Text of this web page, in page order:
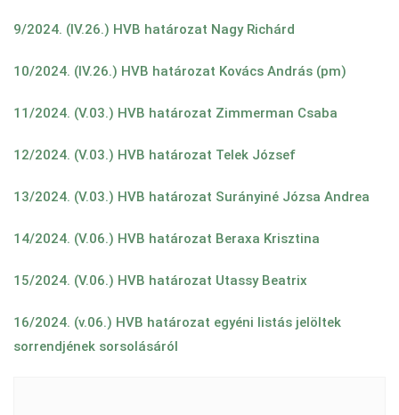
9/2024. (IV.26.) HVB határozat Nagy Richárd
10/2024. (IV.26.) HVB határozat Kovács András (pm)
11/2024. (V.03.) HVB határozat Zimmerman Csaba
12/2024. (V.03.) HVB határozat Telek József
13/2024. (V.03.) HVB határozat Surányiné Józsa Andrea
14/2024. (V.06.) HVB határozat Beraxa Krisztina
15/2024. (V.06.) HVB határozat Utassy Beatrix
16/2024. (v.06.) HVB határozat egyéni listás jelöltek
sorrendjének sorsolásáról